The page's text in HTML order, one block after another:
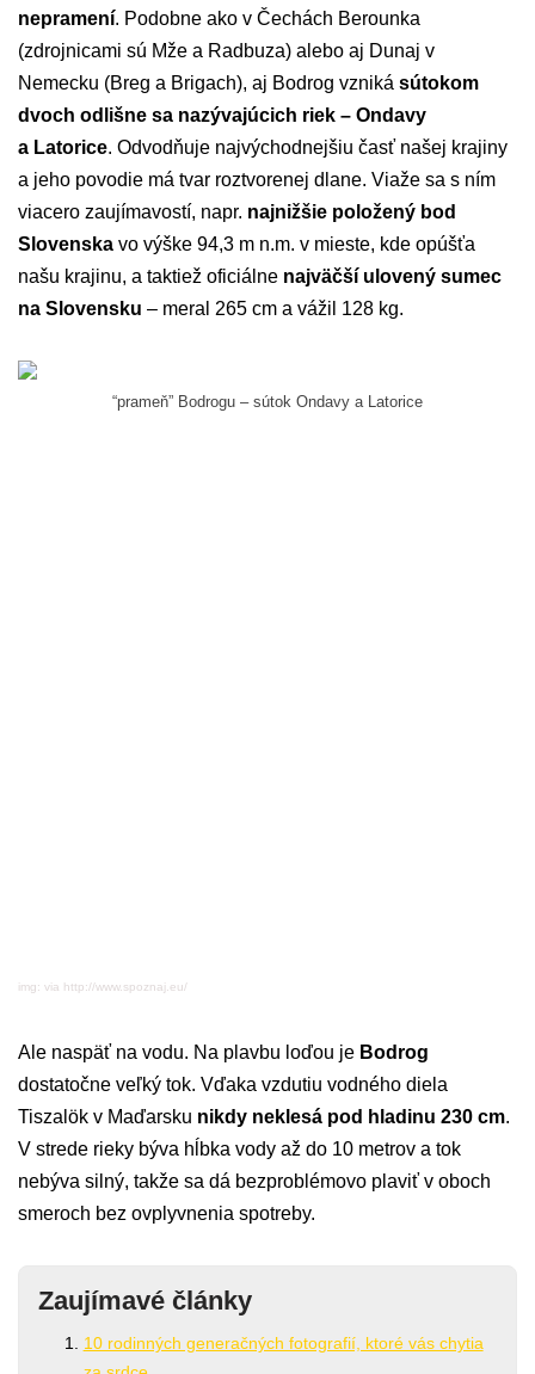
nepramení. Podobne ako v Čechách Berounka
(zdrojnicami sú Mže a Radbuza) alebo aj Dunaj v
Nemecku (Breg a Brigach), aj Bodrog vzniká sútokom
dvoch odlišne sa nazývajúcich riek – Ondavy
a Latorice. Odvodňuje najvýchodnejšiu časť našej krajiny
a jeho povodie má tvar roztvorenej dlane. Viaže sa s ním
viacero zaujímavostí, napr. najnižšie položený bod
Slovenska vo výške 94,3 m n.m. v mieste, kde opúšťa
našu krajinu, a taktiež oficiálne najväčší ulovený sumec
na Slovensku – meral 265 cm a vážil 128 kg.
“prameň” Bodrogu – sútok Ondavy a Latorice
img: via http://www.spoznaj.eu/
Ale naspäť na vodu. Na plavbu loďou je Bodrog
dostatočne veľký tok. Vďaka vzdutiu vodného diela
Tiszalök v Maďarsku nikdy neklesá pod hladinu 230 cm.
V strede rieky býva hĺbka vody až do 10 metrov a tok
nebýva silný, takže sa dá bezproblémovo plaviť v oboch
smeroch bez ovplyvnenia spotreby.
Zaujímavé články
10 rodinných generačných fotografií, ktoré vás chytia